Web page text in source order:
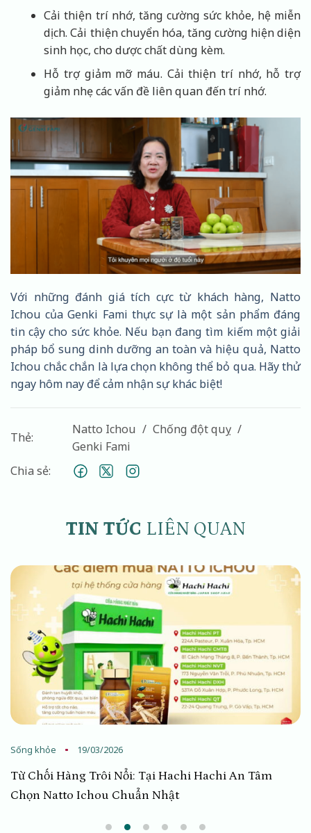
Cải thiện trí nhớ, tăng cường sức khỏe, hệ miễn
dịch. Cải thiện chuyển hóa, tăng cường hiện diện
sinh học, cho dược chất dùng kèm.
Hỗ trợ giảm mỡ máu. Cải thiện trí nhớ, hỗ trợ
giảm nhẹ các vấn đề liên quan đến trí nhớ.
Với những đánh giá tích cực từ khách hàng, Natto
Ichou của Genki Fami thực sự là một sản phẩm đáng
tin cậy cho sức khỏe. Nếu bạn đang tìm kiếm một giải
pháp bổ sung dinh dưỡng an toàn và hiệu quả, Natto
Ichou chắc chắn là lựa chọn không thể bỏ qua. Hãy thử
ngay hôm nay để cảm nhận sự khác biệt!
Thẻ:
Natto Ichou
Chống đột quỵ
Genki Fami
Chia sẻ:
TIN TỨC LIÊN QUAN
Sống khỏe 19/03/2026
Từ Chối Hàng Trôi Nổi: Tại Hachi Hachi An Tâm
Chọn Natto Ichou Chuẩn Nhật